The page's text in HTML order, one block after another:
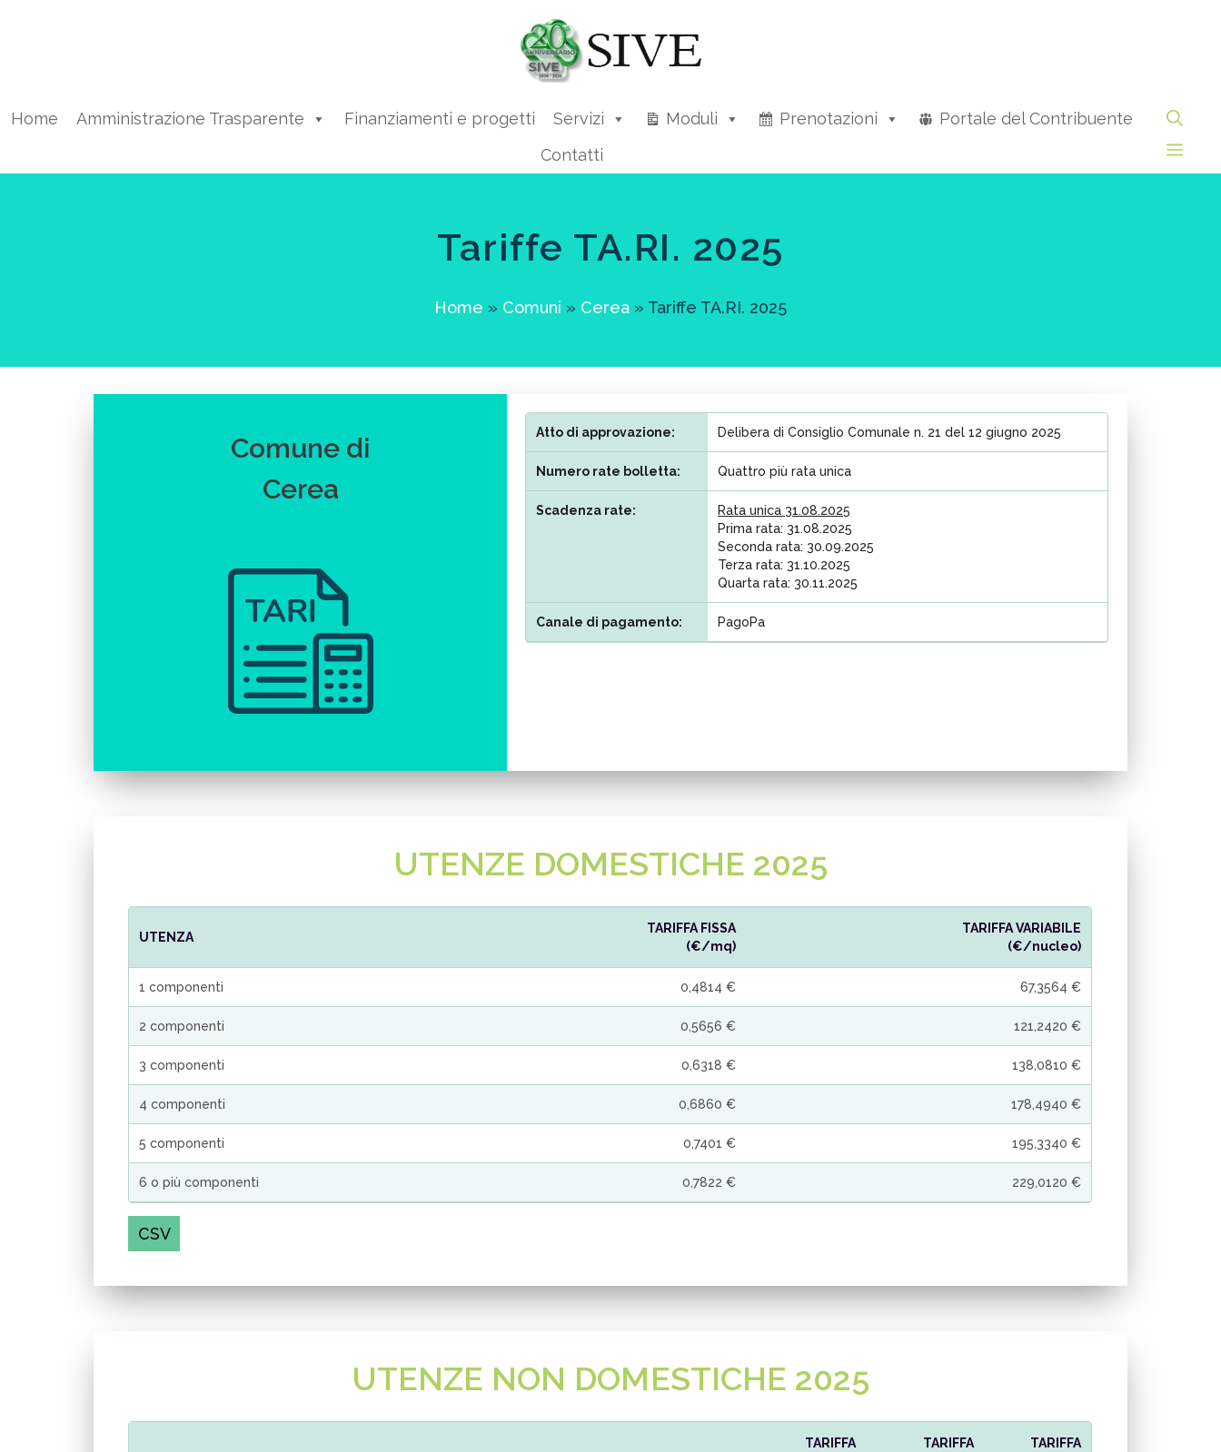
Home Amministrazione Trasparente Finanziamenti e progetti Servizi Moduli Prenotazioni
Portale del Contribuente
Contatti
Tariffe TA.RI. 2025
Home » Comuni » Cerea » Tariffe TA.RI. 2025
Comune di
Cerea
Atto di approvazione: Delibera di Consiglio Comunale n. 21 del 12 giugno 2025
Numero rate bolletta: Quattro più rata unica
Scadenza rate:
Rata unica 31.08.2025
Prima rata: 31.08.2025
Seconda rata: 30.09.2025
Terza rata: 31.10.2025
Quarta rata: 30.11.2025
Canale di pagamento: PagoPa
UTENZE DOMESTICHE 2025
UTENZA
TARIFFA FISSA
(€/mq)
TARIFFA VARIABILE
(€/nucleo)
1 componenti 0,4814 € 67,3564 €
2 componenti 0,5656 € 121,2420 €
3 componenti 0,6318 € 138,0810 €
4 componenti 0,6860 € 178,4940 €
5 componenti 0,7401 € 195,3340 €
6 o più componenti 0,7822 € 229,0120 €
CSV
UTENZE NON DOMESTICHE 2025
TARIFFA
TARIFFA
TARIFFA